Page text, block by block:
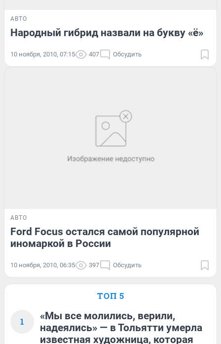
АВТО
Народный гибрид назвали на букву «ё»
10 ноября, 2010, 07:15 407 Обсудить
АВТО
Ford Focus остался самой популярной
иномаркой в России
10 ноября, 2010, 06:35 397 Обсудить
ТОП 5
1
«Мы все молились, верили,
надеялись» — в Тольятти умерла
известная художница, которая